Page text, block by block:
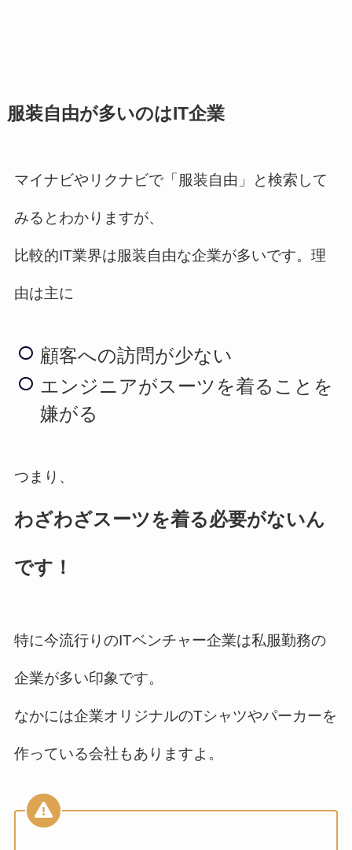
服装自由が多いのはIT企業
マイナビやリクナビで「服装自由」と検索して
みるとわかりますが、
比較的IT業界は服装自由な企業が多いです。理
由は主に
顧客への訪問が少ない
エンジニアがスーツを着ることを
嫌がる
つまり、
わざわざスーツを着る必要がないん
です！
特に今流行りのITベンチャー企業は私服勤務の
企業が多い印象です。
なかには企業オリジナルのTシャツやパーカーを
作っている会社もありますよ。